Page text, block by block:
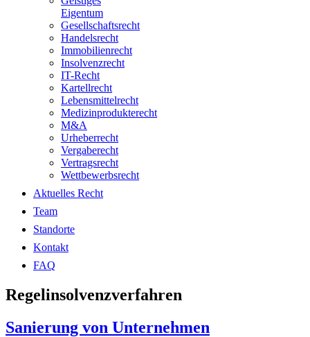
Eigentum
Gesellschaftsrecht
Handelsrecht
Immobilienrecht
Insolvenzrecht
IT-Recht
Kartellrecht
Lebensmittelrecht
Medizinprodukterecht
M&A
Urheberrecht
Vergaberecht
Vertragsrecht
Wettbewerbsrecht
Aktuelles Recht
Team
Standorte
Kontakt
FAQ
Regelinsolvenzverfahren
Sanierung von Unternehmen